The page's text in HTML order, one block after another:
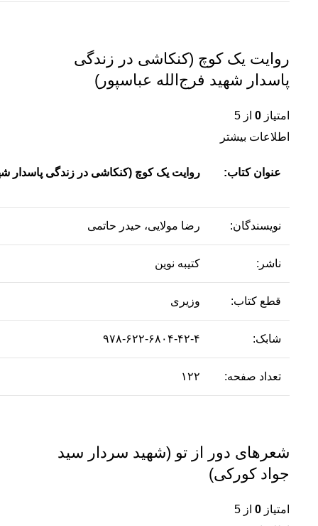
روایت یک کوچ (کنکاشی در زندگی
پاسدار شهید فرج‌الله عباسپور)
امتیاز 0 از 5
اطلاعات بیشتر
عنوان کتاب: روایت یک کوچ (کنکاشی در زندگی پاسدار
نویسندگان: رضا مولایی، حیدر حاتمی
ناشر: کتیبه نوین
قطع کتاب: وزیری
شابک: ۹۷۸-۶۲۲-۶۸۰۴-۴۲-۴
تعداد صفحه: ۱۲۲
شعرهای دور از تو (شهید سردار سید
جواد کورکی)
امتیاز 0 از 5